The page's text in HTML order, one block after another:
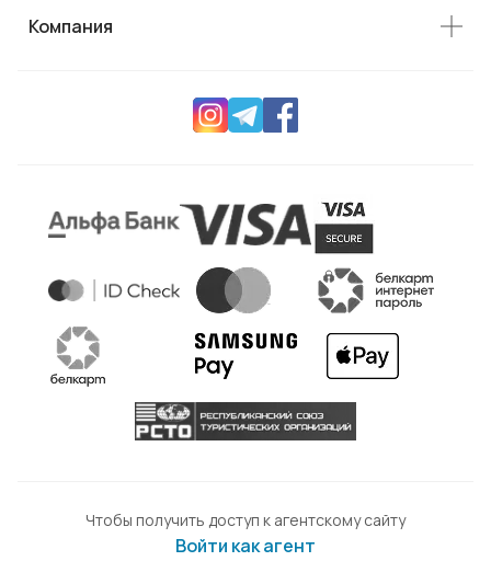
Компания
Чтобы получить доступ к агентскому сайту
Войти как агент